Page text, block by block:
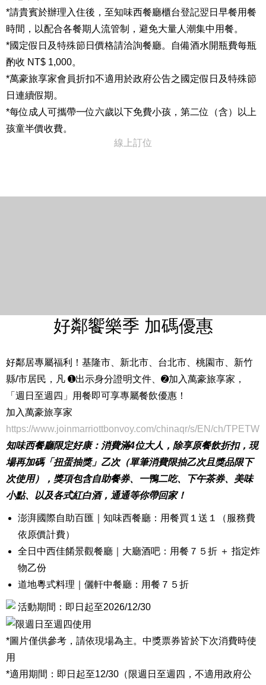
*請貴賓於辦理入住後，至知味西餐廳櫃台登記翌日早餐用餐
時間，以配合各餐期人流管制，避免大量人潮集中用餐。
*國定假日及特殊節日價格請洽詢餐廳。自備酒水開瓶費每瓶
酌收 NT$ 1,000。
*萬豪旅享家會員折扣不適用於政府公告之國定假日及特殊節
日連續假期。
*每位成人可攜帶一位六歲以下免費小孩，第二位（含）以上
孩童半價收費。
線上訂位
好鄰饗樂季 加碼優惠
好鄰居專屬福利！基隆市、新北市、台北市、桃園市、新竹
縣/市居民，凡 ➊出示身分證明文件、➋加入萬豪旅享家，
「 週日至週四」
用餐即可享專屬餐飲優惠！
加入萬豪旅享家
https://www.joinmarriottbonvoy.com/chinaqr/s/EN/ch/TPETW
知味西餐廳限定好康：消費滿4位大人，除享原餐飲折扣，現
場再加碼「扭蛋抽獎」乙次（單筆消費限抽乙次且獎品限下
次使用），獎項包含自助餐券、一鴨二吃、下午茶券、美味
小點、以及各式紅白酒，通通等你帶回家！
澎湃國際自助百匯｜知味西餐廳：用餐買１送１（服務費
依原價計費）
全日中西佳餚景觀餐廳｜大廳酒吧：用餐７５折 ＋ 指定炸
物乙份
道地粵式料理｜儷軒中餐廳：用餐７５折
活動期間：即日起至2026/12/30
限週日至週四使用
*圖片僅供參考，請依現場為主。中獎票券皆於下次消費時使
用
*適用期間：即日起至12/30（限週日至週四，不適用政府公